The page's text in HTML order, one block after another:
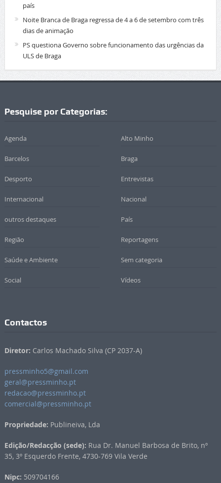
país
Noite Branca de Braga regressa de 4 a 6 de setembro com três
dias de animação
PS questiona Governo sobre funcionamento das urgências da
ULS de Braga
Pesquise por Categorias:
Agenda Alto Minho
Barcelos Braga
Desporto Entrevistas
Internacional Nacional
outros destaques País
Região Reportagens
Saúde e Ambiente Sem categoria
Social Vídeos
Contactos
Diretor: Carlos Machado Silva (CP 2037-A)
pressminho5@gmail.com
geral@pressminho.pt
redacao@pressminho.pt
comercial@pressminho.pt
Propriedade: Publineiva, Lda
Edição/Redacção (sede): Rua Dr. Manuel Barbosa de Brito, nº
35, 3º Esquerdo Frente, 4730-769 Vila Verde
Nipc: 509704166